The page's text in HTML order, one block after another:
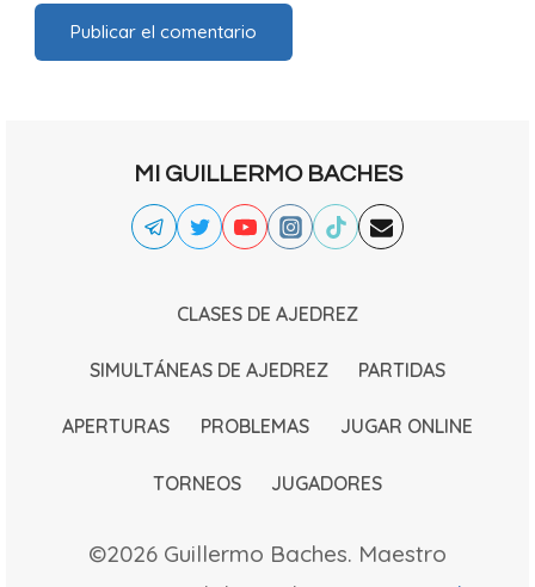
MI GUILLERMO BACHES
CLASES DE AJEDREZ
SIMULTÁNEAS DE AJEDREZ PARTIDAS
APERTURAS PROBLEMAS JUGAR ONLINE
TORNEOS JUGADORES
©2026 Guillermo Baches. Maestro